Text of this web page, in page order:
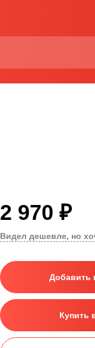
2 970 ₽
Видел дешевле, но
Добавить
Купить